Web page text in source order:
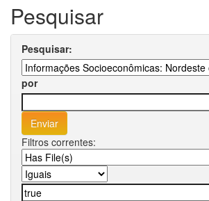
Pesquisar
Pesquisar:
por
Filtros correntes: